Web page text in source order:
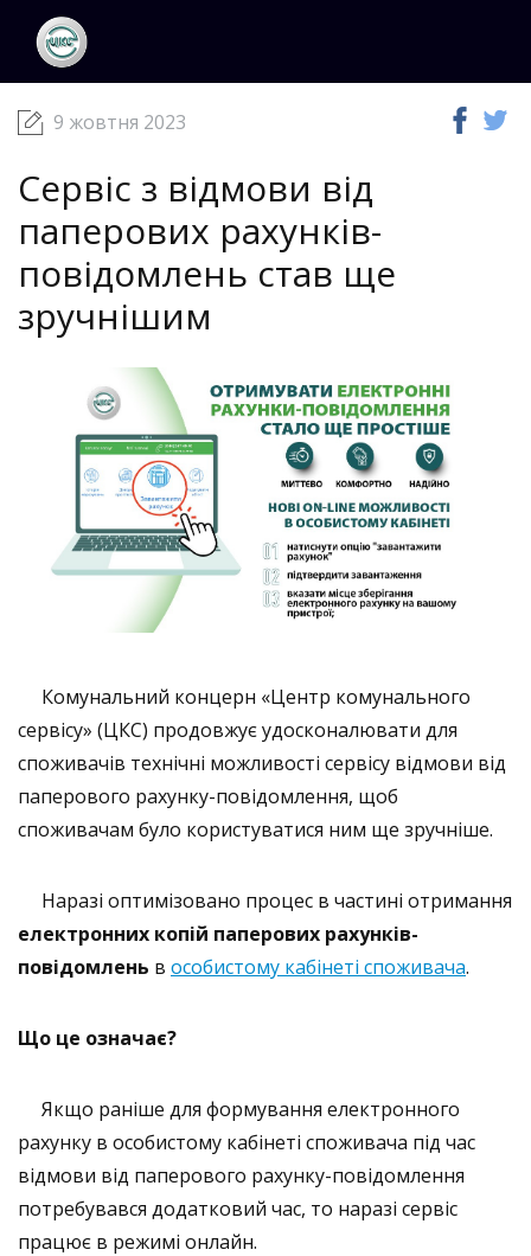
ЦКС
9 жовтня 2023
Сервіс з відмови від
паперових рахунків-
повідомлень став ще
зручнішим
Комунальний концерн «Центр комунального
сервісу» (ЦКС) продовжує удосконалювати для
споживачів технічні можливості сервісу відмови від
паперового рахунку-повідомлення, щоб
споживачам було користуватися ним ще зручніше.
Наразі оптимізовано процес в частині отримання
електронних копій паперових рахунків-
повідомлень в особистому кабінеті споживача.
Що це означає?
Якщо раніше для формування електронного
рахунку в особистому кабінеті споживача під час
відмови від паперового рахунку-повідомлення
потребувався додатковий час, то наразі сервіс
працює в режимі онлайн.